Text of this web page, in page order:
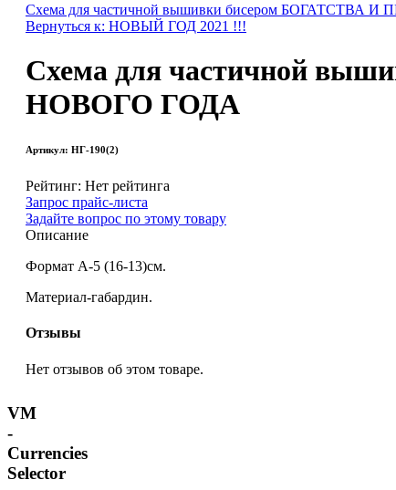
Схема для частичной вышивки бисером БОГАТСТВА
Вернуться к: НОВЫЙ ГОД 2021 !!!
Схема для частичной
НОВОГО ГОДА
Артикул: НГ-190(2)
Рейтинг: Нет рейтинга
Запрос прайс-листа
Задайте вопрос по этому товару
Описание
Формат А-5 (16-13)см.
Материал-габардин.
Отзывы
Нет отзывов об этом товаре.
VM
-
Currencies
Selector